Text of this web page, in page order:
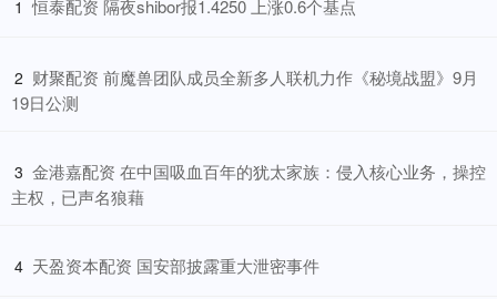
1 ​恒泰配资 隔夜shibor报1.4250 上涨0.6个基点
2 ​财聚配资 前魔兽团队成员全新多人联机力作《秘境战盟》9月
19日公测
3 ​金港嘉配资 在中国吸血百年的犹太家族：侵入核心业务，操控
主权，已声名狼藉
4 ​天盈资本配资 国安部披露重大泄密事件